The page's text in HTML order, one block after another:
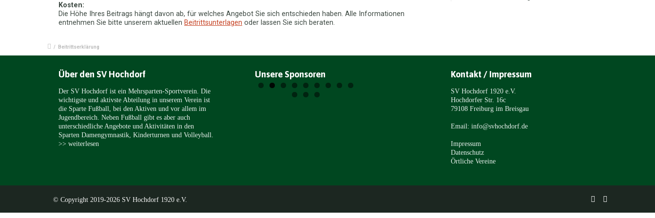
Kosten:
Die Höhe Ihres Beitrags hängt davon ab, für welches Angebot Sie sich entschieden haben. Alle Informationen
entnehmen Sie bitte unserem aktuellen Beitrittsunterlagen oder lassen Sie sich beraten.
/ Beitrittserklärung
Über den SV Hochdorf
Der SV Hochdorf ist ein Mehrsparten-Sportverein. Die
wichtigste und aktivste Abteilung in unserem Verein ist
die Sparte Fußball, bei den Aktiven und vor allem im
Jugendbereich. Neben Fußball gibt es aber auch
unterschiedliche Angebote und Aktivitäten in den
Sparten Damengymnastik, Kinderturnen und Volleyball.
>> weiterlesen
Unsere Sponsoren Kontakt / Impressum
SV Hochdorf 1920 e.V.
Hochdorfer Str. 16c
79108 Freiburg im Breisgau
Email: info@svhochdorf.de
Impressum
Datenschutz
Örtliche Vereine
© Copyright 2019-2026 SV Hochdorf 1920 e.V.